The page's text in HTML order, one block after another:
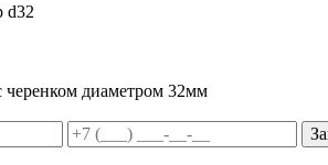
d32
черенком диаметром 32мм